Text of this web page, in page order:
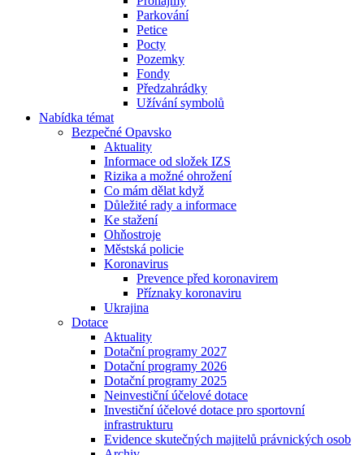
Parkování
Petice
Pocty
Pozemky
Fondy
Předzahrádky
Užívání symbolů
Nabídka témat
Bezpečné Opavsko
Aktuality
Informace od složek IZS
Rizika a možné ohrožení
Co mám dělat když
Důležité rady a informace
Ke stažení
Ohňostroje
Městská policie
Koronavirus
Prevence před koronavirem
Příznaky koronaviru
Ukrajina
Dotace
Aktuality
Dotační programy 2027
Dotační programy 2026
Dotační programy 2025
Neinvestiční účelové dotace
Investiční účelové dotace pro sportovní
infrastrukturu
Evidence skutečných majitelů právnických osob